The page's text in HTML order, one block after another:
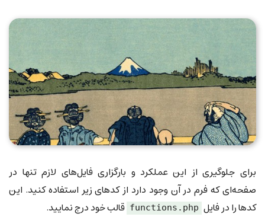
برای جلوگیری از این عملکرد و بارگزاری فایل‌های لازم تنها در
صفحه‌ای که فرم در آن وجود دارد از کدهای زیر استفاده کنید. این
کدها را در فایل functions.php قالب خود درج نمایید.